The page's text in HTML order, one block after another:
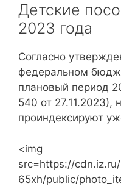
Детские
2023 года
Согласно
федеральном
плановый период
540 от 27.11.2023),
проиндексируют
<img
src=https://
65xh/public/